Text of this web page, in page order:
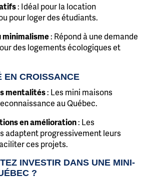
: Idéal pour la location
pour loger des étudiants.
minimalisme: Répond à une demande
des logements écologiques et
EN CROISSANCE
mentalités: Les mini maisons
au Québec.
en amélioration: Les
adaptent progressivement leurs
ces projets.
INVESTIR DANS UNE MINI-
?